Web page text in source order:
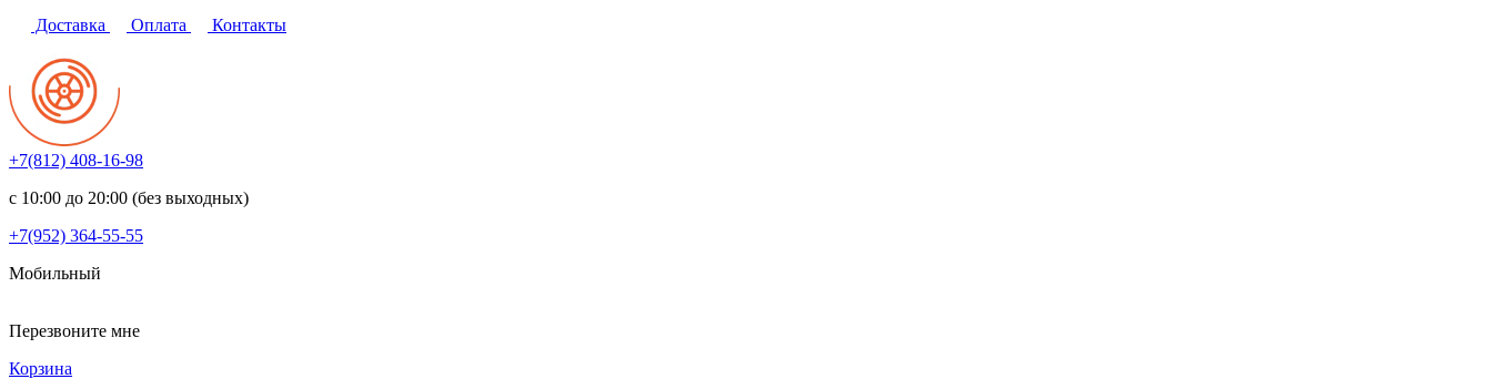
Доставка Оплата Контакты
+7(812) 408-16-98
с 10:00 до 20:00 (без выходных)
+7(952) 364-55-55
Мобильный
Перезвоните мне
Корзина